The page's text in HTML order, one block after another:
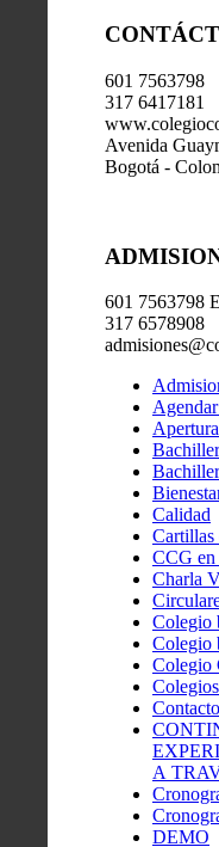
601 7563798
317 6417181
Avenida
Bogotá -
601 7563798
317 6578908
Calidad
Cartillas
CCG
Charla
Colegio
Colegio
Colegio
Contacto
A
DEMO